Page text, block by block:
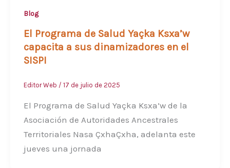
Blog
El Programa de Salud Yaçka Ksxa’w
capacita a sus dinamizadores en el
SISPI
Editor Web / 17 de julio de 2025
El Programa de Salud Yaçka Ksxa’w de la
Asociación de Autoridades Ancestrales
Territoriales Nasa ÇxhaÇxha, adelanta este
jueves una jornada